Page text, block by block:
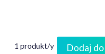
1 produkt/y Dodaj